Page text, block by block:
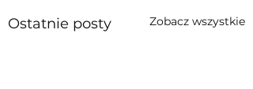
Ostatnie posty Zobacz wszystkie